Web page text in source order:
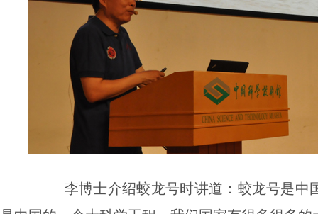
李博士介绍蛟龙号时讲道：蛟龙号是中